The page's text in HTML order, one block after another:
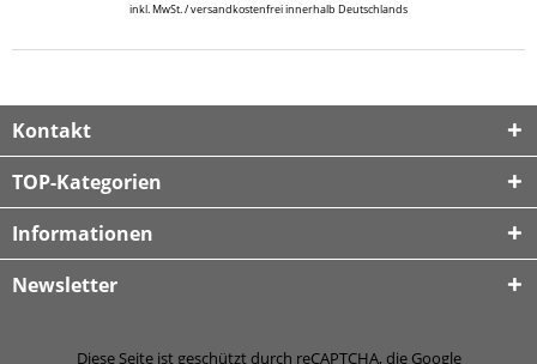
inkl. MwSt. / versandkostenfrei innerhalb Deutschlands
Kontakt
TOP-Kategorien
Informationen
Newsletter
Diese Seite ist geschützt durch reCAPTCHA, die Google